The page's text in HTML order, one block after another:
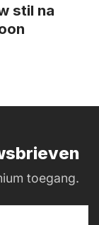
stil na
toegang.